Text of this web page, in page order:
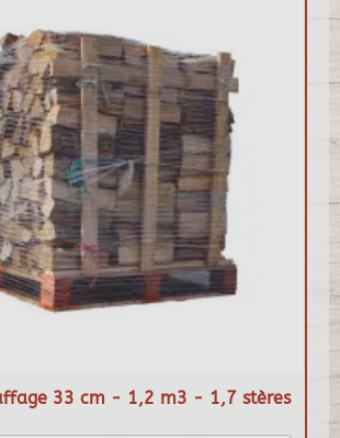
33 cm - 1,2 m3 - 1,7 stères